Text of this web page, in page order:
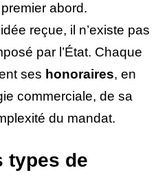
abord.
reçue, il n’existe pas
par l’État. Chaque
ses honoraires, en
commerciale, de sa
du mandat.
types de